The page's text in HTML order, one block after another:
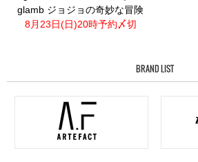
glamb ジョジョの奇妙な冒険
8月23日(日)20時予約〆切
BRAND LIST